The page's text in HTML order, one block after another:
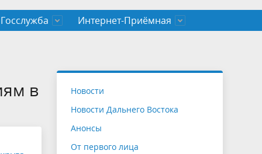
Госслужба
служащих Чукотского автономного
Интернет-Приёмная
в
Новости
Новости Дальнего Востока
Анонсы
От первого лица